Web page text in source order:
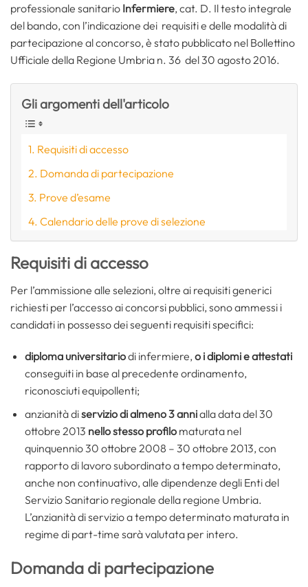
professionale sanitario Infermiere, cat. D. Il testo integrale
del bando, con l’indicazione dei requisiti e delle modalità di
partecipazione al concorso, è stato pubblicato nel Bollettino
Ufficiale della Regione Umbria n. 36 del 30 agosto 2016.
Gli argomenti dell'articolo
Requisiti di accesso
Domanda di partecipazione
Prove d’esame
Calendario delle prove di selezione
Requisiti di accesso
Per l’ammissione alle selezioni, oltre ai requisiti generici
richiesti per l’accesso ai concorsi pubblici, sono ammessi i
candidati in possesso dei seguenti requisiti specifici:
diploma universitariodi infermiere, o i diplomi e attestati
conseguiti in base al precedente ordinamento,
riconosciuti equipollenti;
anzianità diservizio di almeno 3 annialla data del 30
ottobre 2013 nello stesso profilo maturata nel
quinquennio 30 ottobre 2008 – 30 ottobre 2013, con
rapporto di lavoro subordinato a tempo determinato,
anche non continuativo, alle dipendenze degli Enti del
Servizio Sanitario regionale della regione Umbria.
L’anzianità di servizio a tempo determinato maturata in
regime di part-time sarà valutata per intero.
Domanda di partecipazione